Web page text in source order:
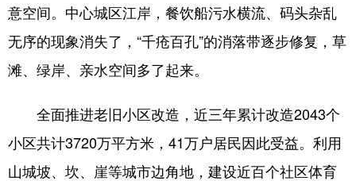
意空间。中心城区江岸，餐饮船污水横流、码头杂乱
无序的现象消失了，“千疮百孔”的消落带逐步修复，草
滩、绿岸、亲水空间多了起来。
全面推进老旧小区改造，近三年累计改造2043个
小区共计3720万平方米，41万户居民因此受益。利用
山城坡、坎、崖等城市边角地，建设近百个社区体育